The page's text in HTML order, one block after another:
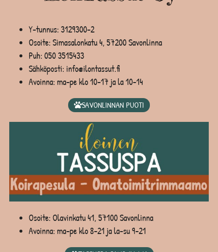
Y-tunnus: 3129300-2
Osoite: Simasalonkatu 4, 57200 Savonlinna
Puh: 050 3515433
Sähköposti: info@ilontassut.fi
Avoinna: ma-pe klo 10-17 ja la 10-14
SAVONLINNAN PUOTI
Osoite: Olavinkatu 41, 57100 Savonlinna
Avoinna: ma-pe klo 8-21 ja la-su 9-21